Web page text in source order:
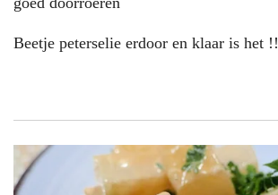
Beetje peterselie erdoor en klaar is het !!